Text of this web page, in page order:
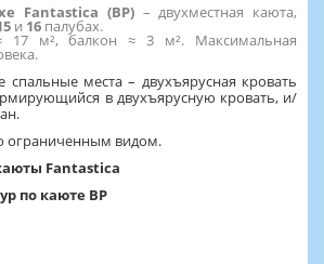
Fantastica (BP) – двухместная каюта,
и 16 палубах.
17 м², балкон ≈ 3 м². Максимальная
спальные места – двухъярусная кровать
в двухъярусную кровать, и/
ограниченным видом.
Fantastica
по каюте BP